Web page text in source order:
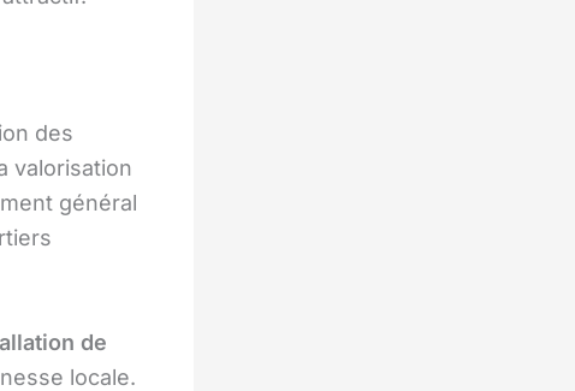
des
valorisation
général
de
locale.